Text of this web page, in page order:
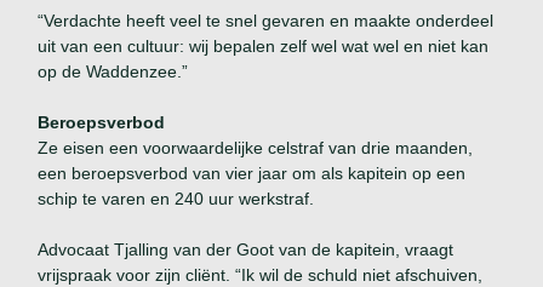
“Verdachte heeft veel te snel gevaren en maakte onderdeel
uit van een cultuur: wij bepalen zelf wel wat wel en niet kan
op de Waddenzee.”
Beroepsverbod
Ze eisen een voorwaardelijke celstraf van drie maanden,
een beroepsverbod van vier jaar om als kapitein op een
schip te varen en 240 uur werkstraf.
Advocaat Tjalling van der Goot van de kapitein, vraagt
vrijspraak voor zijn cliënt. “Ik wil de schuld niet afschuiven,